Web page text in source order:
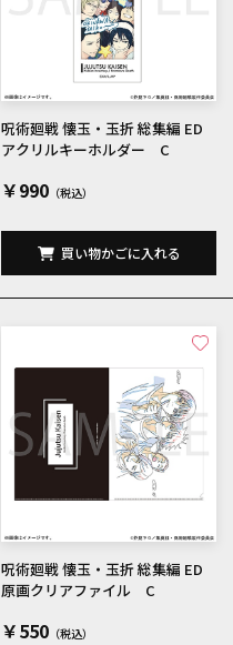
呪術廻戦 懐玉・玉折 総集編 ED
アクリルキーホルダー C
￥990
買い物かごに入れる
呪術廻戦 懐玉・玉折 総集編 ED
原画クリアファイル C
￥550